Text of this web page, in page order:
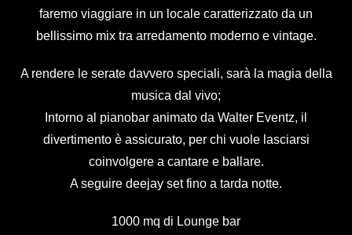
faremo viaggiare in un locale caratterizzato da un
bellissimo mix tra arredamento moderno e vintage.
A rendere le serate davvero speciali, sarà la magia della
musica dal vivo;
Intorno al pianobar animato da Walter Eventz, il
divertimento è assicurato, per chi vuole lasciarsi
coinvolgere a cantare e ballare.
A seguire deejay set fino a tarda notte.
1000 mq di Lounge bar